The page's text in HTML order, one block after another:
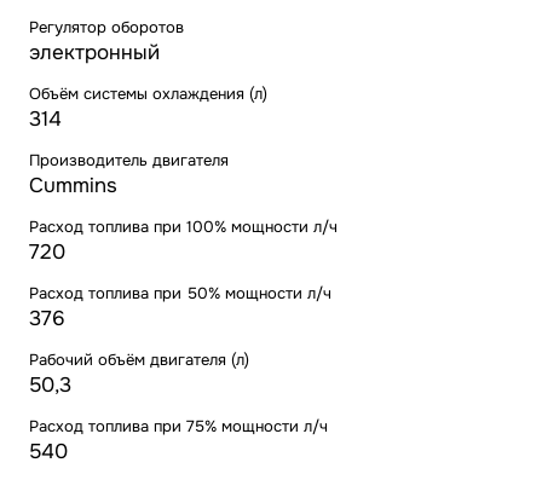
Регулятор оборотов
электронный
Объём системы охлаждения (л)
314
Производитель двигателя
Cummins
Расход топлива при 100% мощности л/ч
720
Расход топлива при 50% мощности л/ч
376
Рабочий объём двигателя (л)
50,3
Расход топлива при 75% мощности л/ч
540